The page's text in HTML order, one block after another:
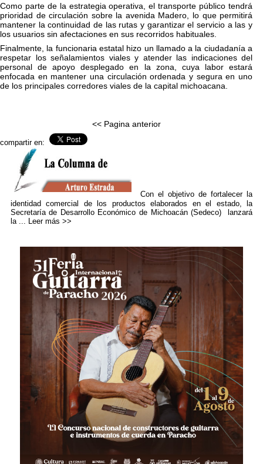
Como parte de la estrategia operativa, el transporte público tendrá
prioridad de circulación sobre la avenida Madero, lo que permitirá
mantener la continuidad de las rutas y garantizar el servicio a las y
los usuarios sin afectaciones en sus recorridos habituales.
Finalmente, la funcionaria estatal hizo un llamado a la ciudadanía a
respetar los señalamientos viales y atender las indicaciones del
personal de apoyo desplegado en la zona, cuya labor estará
enfocada en mantener una circulación ordenada y segura en uno
de los principales corredores viales de la capital michoacana.
<< Pagina anterior
compartir en:
Con el objetivo de fortalecer la
identidad comercial de los productos elaborados en el estado, la
Secretaría de Desarrollo Económico de Michoacán (Sedeco) lanzará
la ... Leer más >>